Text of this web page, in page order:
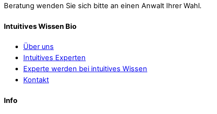
Beratung wenden Sie sich bitte an einen Anwalt Ihrer Wahl.
Intuitives Wissen Bio
Über uns
Intuitives Experten
Experte werden bei intuitives Wissen
Kontakt
Info